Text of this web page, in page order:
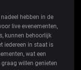
hebben in de
live evenementen,
kunnen behoorlijk
iedereen in staat is
wat een
willen genieten